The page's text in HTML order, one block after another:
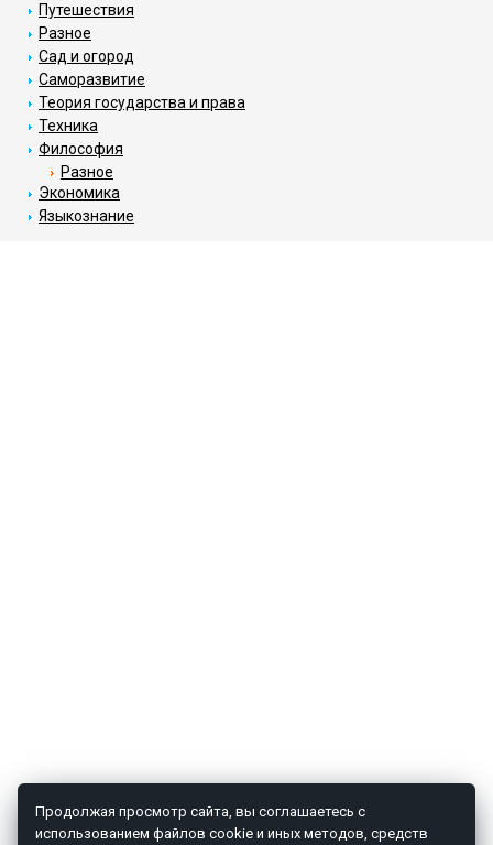
Путешествия
Разное
Сад и огород
Саморазвитие
Теория государства и права
Техника
Философия
Разное
Экономика
Языкознание
Продолжая просмотр сайта, вы соглашаетесь с
использованием файлов cookie и иных методов, средств